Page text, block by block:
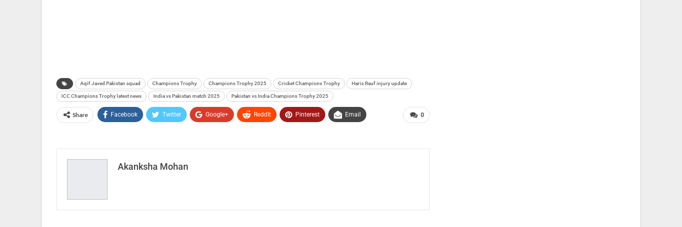
Aqif Javed Pakistan squad Champions Trophy Champions Trophy 2025 Cricket Champions Trophy Haris Rauf injury update
ICC Champions Trophy latest news India vs Pakistan match 2025 Pakistan vs India Champions Trophy 2025
0
Share Facebook Twitter Google+ ReddIt Pinterest Email
Akanksha Mohan